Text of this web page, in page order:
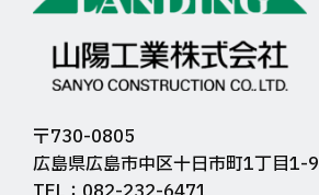
〒730-0805
広島県広島市中区十日市町1丁目1-9